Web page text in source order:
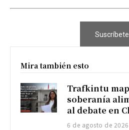
Suscríbete
Mira también esto
Trafkintu
soberanía
al debate en
6 de agosto de 2026